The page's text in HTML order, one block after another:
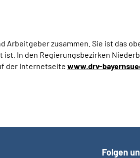
zusammen. Sie ist das
In den Regierungsbezirken
der Internetseite www.drv-
Folgen